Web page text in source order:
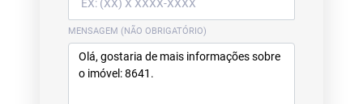
MENSAGEM (NÃO OBRIGATÓRIO)